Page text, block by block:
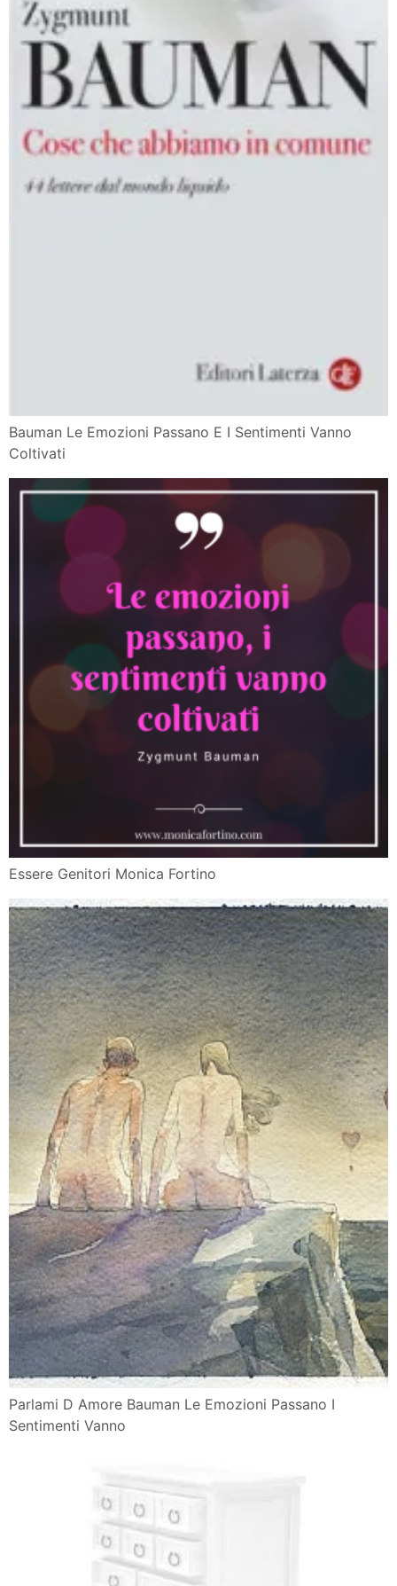
Bauman Le Emozioni Passano E I Sentimenti Vanno
Coltivati
Essere Genitori Monica Fortino
Parlami D Amore Bauman Le Emozioni Passano I
Sentimenti Vanno